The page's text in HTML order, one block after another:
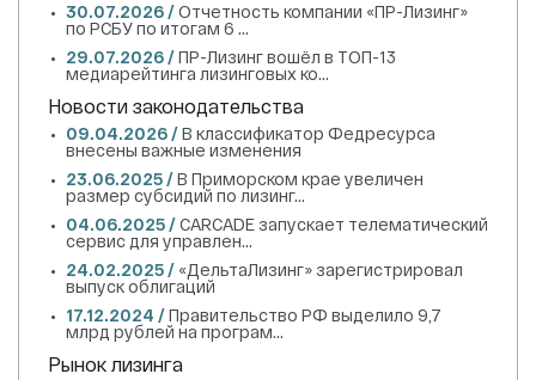
30.07.2026 /Отчетность компании «ПР-Лизинг»
по РСБУ по итогам 6 ...
29.07.2026 /ПР-Лизинг вошёл в ТОП-13
медиарейтинга лизинговых ко...
Новости законодательства
09.04.2026 /В классификатор Федресурса
внесены важные изменения
23.06.2025 /В Приморском крае увеличен
размер субсидий по лизинг...
04.06.2025 /CARCADE запускает телематический
сервис для управлен...
24.02.2025 / «ДельтаЛизинг» зарегистрировал
выпуск облигаций
17.12.2024 /Правительство РФ выделило 9,7
млрд рублей на програм...
Рынок лизинга